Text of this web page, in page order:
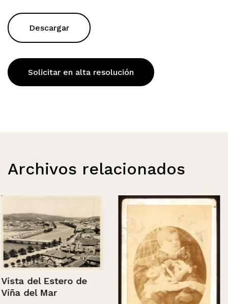
Descargar
Solicitar en alta resolución
Archivos relacionados
Vista del Estero de
Viña del Mar